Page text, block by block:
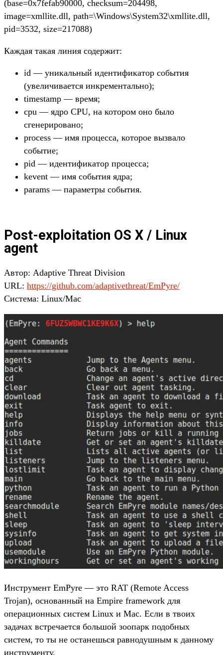
(base=0x7fefab90000, checksum=204498,
image=xmllite.dll, path=\Windows\System32\xmllite.dll,
pid=3532, size=217088)
Каждая такая линия содержит:
id — уникальный идентификатор события
(увеличивается инкрементально);
timestamp — время;
cpu — ядро CPU, на котором оно было
сгенерировано;
process — имя процесса, которое вызвало
событие;
pid — идентификатор процесса;
kevent — имя события ядра;
params — параметры события.
Post-exploitation OS X / Linux
agent
Автор: Adaptive Threat Division
URL: https://github.com/adaptivethreat/EmPyre/
Система: Linux/Mac
Инструмент EmPyre — это RAT (Remote Access
Trojan), основанный на Empire framework для
операционных систем Linux и Mac. Если в твоих
задачах встречается большой зоопарк подобных
систем, то ты не останешься равнодушным к данному
инструменту.